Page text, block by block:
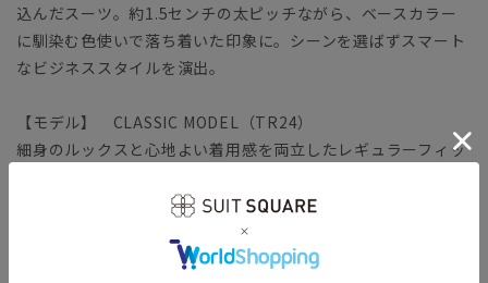
込んだスーツ。約1.5センチの太ピッチながら、ベースカラー
に馴染む色使いで落ち着いた印象に。シーンを選ばずスマート
なビジネススタイルを演出。
【モデル】 CLASSIC MODEL（TR24）
細身のルックスと心地よい着用感を両立したレギュラーフィッ
に。背幅を広く取る“前肩”パターンや前振りにした袖付けな
ど、高度な技術で逞しいフォルムを構築します。ヒップ～ワタ
リに余裕を持たせたテーパードパンツを合わせました。